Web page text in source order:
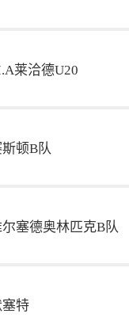
莱洽德U20
斯顿B队
塞德奥林匹克B队
特